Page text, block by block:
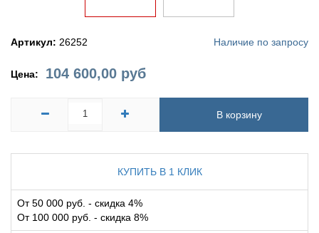
Артикул: 26252 Наличие по запросу
Цена: 104 600,00 руб
В корзину
КУПИТЬ В 1 КЛИК
От 50 000 руб. - скидка 4%
От 100 000 руб. - скидка 8%